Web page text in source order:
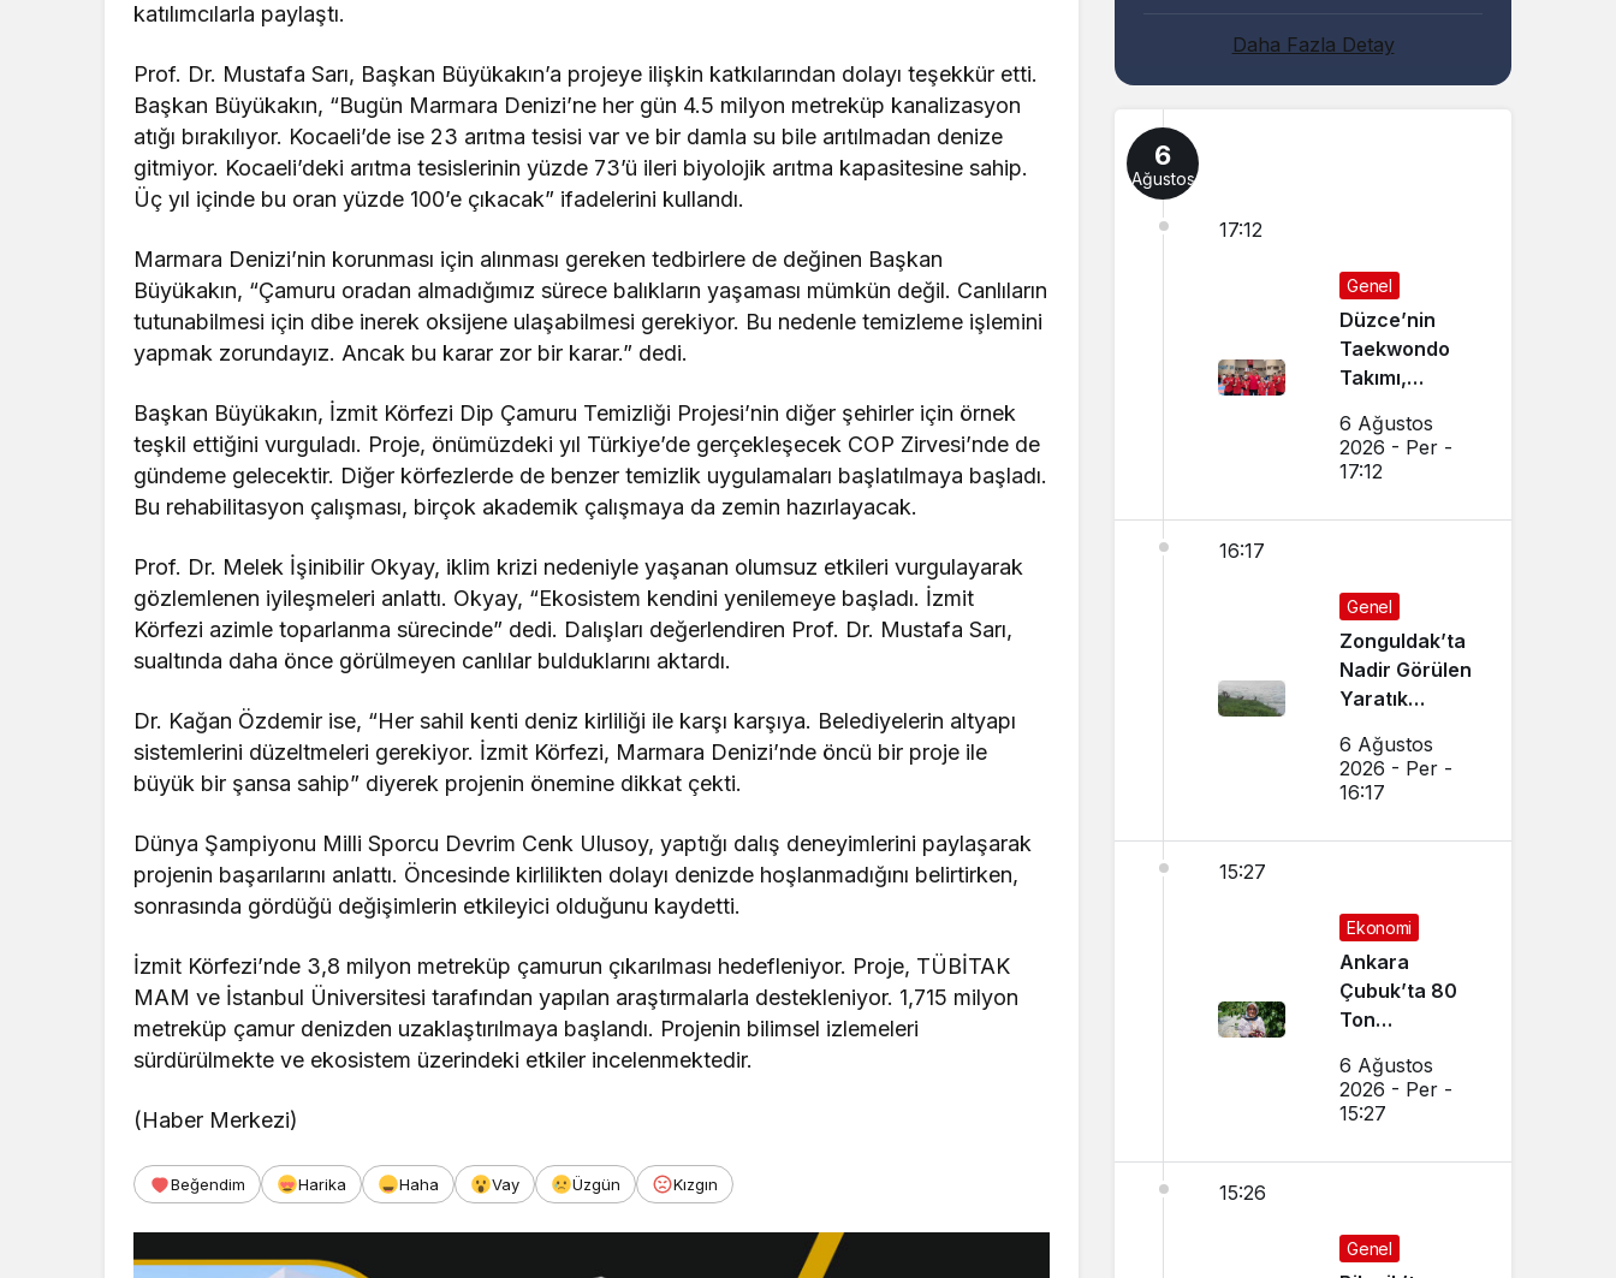
katılımcılarla paylaştı.
Prof. Dr. Mustafa Sarı, Başkan Büyükakın’a projeye ilişkin katkılarından dolayı teşekkür etti.
Başkan Büyükakın, “Bugün Marmara Denizi’ne her gün 4.5 milyon metreküp kanalizasyon
atığı bırakılıyor. Kocaeli’de ise 23 arıtma tesisi var ve bir damla su bile arıtılmadan denize
gitmiyor. Kocaeli’deki arıtma tesislerinin yüzde 73’ü ileri biyolojik arıtma kapasitesine sahip.
Üç yıl içinde bu oran yüzde 100’e çıkacak” ifadelerini kullandı.
Marmara Denizi’nin korunması için alınması gereken tedbirlere de değinen Başkan
Büyükakın, “Çamuru oradan almadığımız sürece balıkların yaşaması mümkün değil. Canlıların
tutunabilmesi için dibe inerek oksijene ulaşabilmesi gerekiyor. Bu nedenle temizleme işlemini
yapmak zorundayız. Ancak bu karar zor bir karar.” dedi.
Başkan Büyükakın, İzmit Körfezi Dip Çamuru Temizliği Projesi’nin diğer şehirler için örnek
teşkil ettiğini vurguladı. Proje, önümüzdeki yıl Türkiye’de gerçekleşecek COP Zirvesi’nde de
gündeme gelecektir. Diğer körfezlerde de benzer temizlik uygulamaları başlatılmaya başladı.
Bu rehabilitasyon çalışması, birçok akademik çalışmaya da zemin hazırlayacak.
Prof. Dr. Melek İşinibilir Okyay, iklim krizi nedeniyle yaşanan olumsuz etkileri vurgulayarak
gözlemlenen iyileşmeleri anlattı. Okyay, “Ekosistem kendini yenilemeye başladı. İzmit
Körfezi azimle toparlanma sürecinde” dedi. Dalışları değerlendiren Prof. Dr. Mustafa Sarı,
sualtında daha önce görülmeyen canlılar bulduklarını aktardı.
Dr. Kağan Özdemir ise, “Her sahil kenti deniz kirliliği ile karşı karşıya. Belediyelerin altyapı
sistemlerini düzeltmeleri gerekiyor. İzmit Körfezi, Marmara Denizi’nde öncü bir proje ile
büyük bir şansa sahip” diyerek projenin önemine dikkat çekti.
Dünya Şampiyonu Milli Sporcu Devrim Cenk Ulusoy, yaptığı dalış deneyimlerini paylaşarak
projenin başarılarını anlattı. Öncesinde kirlilikten dolayı denizde hoşlanmadığını belirtirken,
sonrasında gördüğü değişimlerin etkileyici olduğunu kaydetti.
İzmit Körfezi’nde 3,8 milyon metreküp çamurun çıkarılması hedefleniyor. Proje, TÜBİTAK
MAM ve İstanbul Üniversitesi tarafından yapılan araştırmalarla destekleniyor. 1,715 milyon
metreküp çamur denizden uzaklaştırılmaya başlandı. Projenin bilimsel izlemeleri
sürdürülmekte ve ekosistem üzerindeki etkiler incelenmektedir.
(Haber Merkezi)
Beğendim Harika Haha Vay Üzgün Kızgın
Daha Fazla Detay
6
Ağustos
17:12
Genel
Düzce’nin
Taekwondo
Takımı,
Başarı
Sağladı
6 Ağustos
2026 - Per -
17:12
16:17
Genel
Zonguldak’ta
Nadir Görülen
Yaratık
6 Ağustos
2026 - Per -
16:17
15:27
Ekonomi
Ankara
Çubuk’ta 80
Ton
6 Ağustos
2026 - Per -
15:27
15:26
Genel